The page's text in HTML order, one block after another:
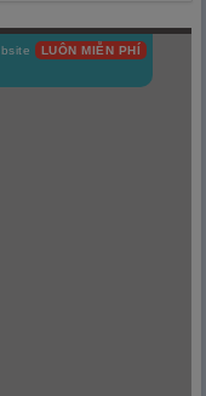
LUÔN MIỄN PHÍ